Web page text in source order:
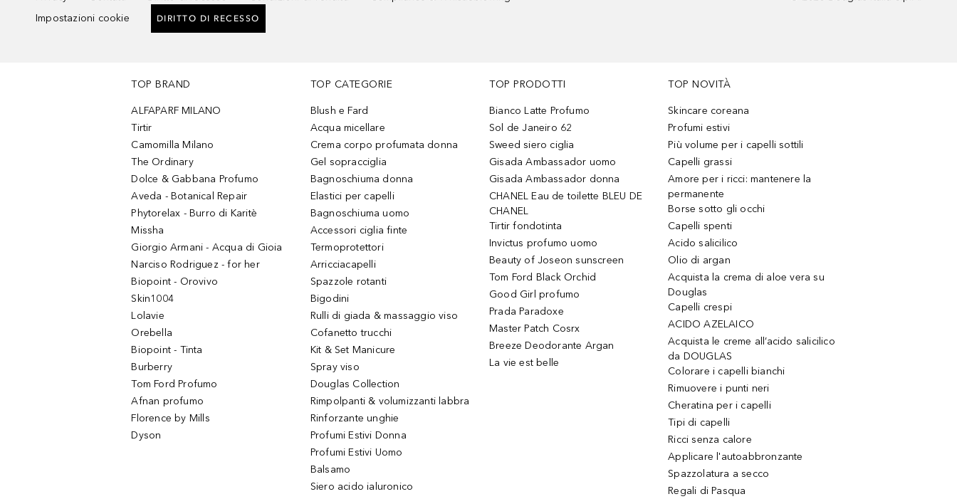
Impostazioni cookie
DIRITTO DI RECESSO
TOP BRAND
ALFAPARF MILANO
Tirtir
Camomilla Milano
The Ordinary
Dolce & Gabbana Profumo
Aveda - Botanical Repair
Phytorelax - Burro di Karitè
Missha
Giorgio Armani - Acqua di Gioia
Narciso Rodriguez - for her
Biopoint - Orovivo
Skin1004
Lolavie
Orebella
Biopoint - Tinta
Burberry
Tom Ford Profumo
Afnan profumo
Florence by Mills
Dyson
TOP CATEGORIE
Blush e Fard
Acqua micellare
Crema corpo profumata donna
Gel sopracciglia
Bagnoschiuma donna
Elastici per capelli
Bagnoschiuma uomo
Accessori ciglia finte
Termoprotettori
Arricciacapelli
Spazzole rotanti
Bigodini
Rulli di giada & massaggio viso
Cofanetto trucchi
Kit & Set Manicure
Spray viso
Douglas Collection
Rimpolpanti & volumizzanti labbra
Rinforzante unghie
Profumi Estivi Donna
Profumi Estivi Uomo
Balsamo
Siero acido ialuronico
TOP PRODOTTI
Bianco Latte Profumo
Sol de Janeiro 62
Sweed siero ciglia
Gisada Ambassador uomo
Gisada Ambassador donna
CHANEL Eau de toilette BLEU DE
CHANEL
Tirtir fondotinta
Invictus profumo uomo
Beauty of Joseon sunscreen
Tom Ford Black Orchid
Good Girl profumo
Prada Paradoxe
Master Patch Cosrx
Breeze Deodorante Argan
La vie est belle
TOP NOVITÀ
Skincare coreana
Profumi estivi
Più volume per i capelli sottili
Capelli grassi
Amore per i ricci: mantenere la
permanente
Borse sotto gli occhi
Capelli spenti
Acido salicilico
Olio di argan
Acquista la crema di aloe vera su
Douglas
Capelli crespi
ACIDO AZELAICO
Acquista le creme all’acido salicilico
da DOUGLAS
Colorare i capelli bianchi
Rimuovere i punti neri
Cheratina per i capelli
Tipi di capelli
Ricci senza calore
Applicare l'autoabbronzante
Spazzolatura a secco
Regali di Pasqua